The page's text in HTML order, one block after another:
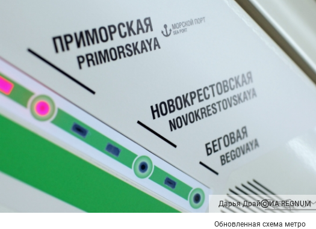
Дарья Драй ИА REGNUM
Обновленная схема метро